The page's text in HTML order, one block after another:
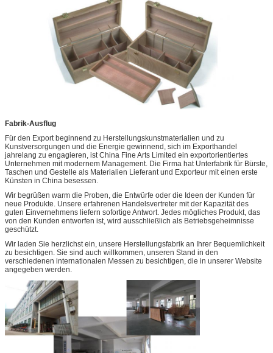
Fabrik-Ausflug
Für den Export beginnend zu Herstellungskunstmaterialien und zu
Kunstversorgungen und die Energie gewinnend, sich im Exporthandel
jahrelang zu engagieren, ist China Fine Arts Limited ein exportorientiertes
Unternehmen mit modernem Management. Die Firma hat Unterfabrik für Bürste,
Taschen und Gestelle als Materialien Lieferant und Exporteur mit einen erste
Künsten in China besessen.
Wir begrüßen warm die Proben, die Entwürfe oder die Ideen der Kunden für
neue Produkte. Unsere erfahrenen Handelsvertreter mit der Kapazität des
guten Einvernehmens liefern sofortige Antwort. Jedes mögliches Produkt, das
von den Kunden entworfen ist, wird ausschließlich als Betriebsgeheimnisse
geschützt.
Wir laden Sie herzlichst ein, unsere Herstellungsfabrik an Ihrer Bequemlichkeit
zu besichtigen. Sie sind auch willkommen, unseren Stand in den
verschiedenen internationalen Messen zu besichtigen, die in unserer Website
angegeben werden.